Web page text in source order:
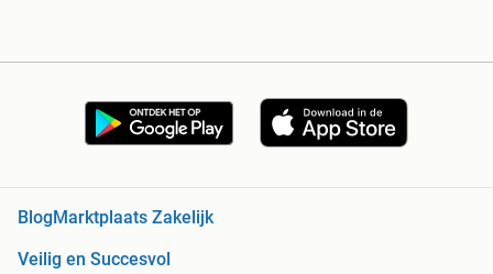
BlogMarktplaats Zakelijk
Veilig en Succesvol